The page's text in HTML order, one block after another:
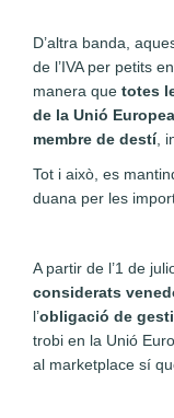
D’altra banda,
de l’IVA per petits
manera que totes
de la Unió
membre de destí,
Tot i això, es
duana per les
A partir de l’1 de
considerats
l’obligació de
trobi en la Unió
al marketplace sí